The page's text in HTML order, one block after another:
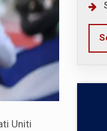
Uniti